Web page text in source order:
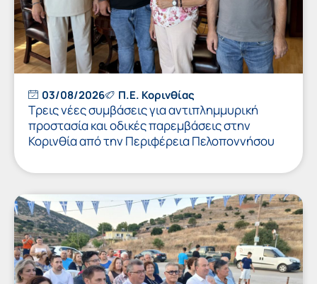
03/08/2026 Π.Ε. Κορινθίας
Τρεις νέες συμβάσεις για αντιπλημμυρική
προστασία και οδικές παρεμβάσεις στην
Κορινθία από την Περιφέρεια Πελοποννήσου